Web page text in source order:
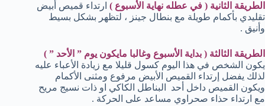
الطريقة الثانية ( في عطله نهاية الأسبوع ) ارتداء قميص أبيض
تقليدي بأكمام طويلة مع بنطال جينز ، لتظهر بشكل بسيط
وأنيق .
الطريقة الثالثة ( بداية الأسبوع وغالبا مايكون يوم ” الأحد ” )
يكون الشخص في هذا اليوم كسول قليلا مع زيادة الأعباء عليه
لذلك يفضل إرتداء القميص الأبيض مرفوع ومثنى الأكمام
ويكون القميص داخل أحد البناطل الكاكي او ذات نسيج مريح
مع ارتداء حذاء صحراوي مساعد على الحركة .